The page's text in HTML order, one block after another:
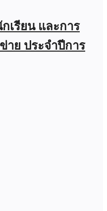
เรียน และการ
าย ประจำปีการ